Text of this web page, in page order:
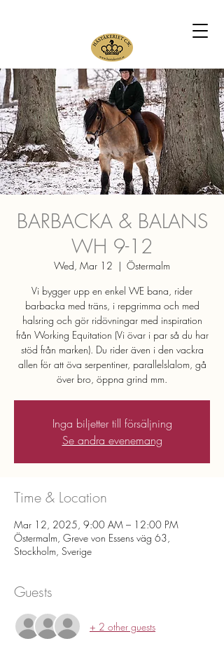
BARBACKA & BALANS
WH 9-12
Wed, Mar 12
  |
Östermalm
Vi bygger upp en enkel WE bana, rider
barbacka med träns, i repgrimma och med
halsring och gör ridövningar med inspiration
från Working Equitation (Vi övar i par så du har
stöd från marken). Du rider även i den vackra
allen för att öva serpentiner, parallelslalom, gå
över bro, öppna grind mm.
Inga biljetter till försäljning
Se andra evenemang
Time & Location
Mar 12, 2025, 9:00 AM – 12:00 PM
Östermalm, Greve von Essens väg 63,
Stockholm, Sverige
Guests
+ 2 other guests